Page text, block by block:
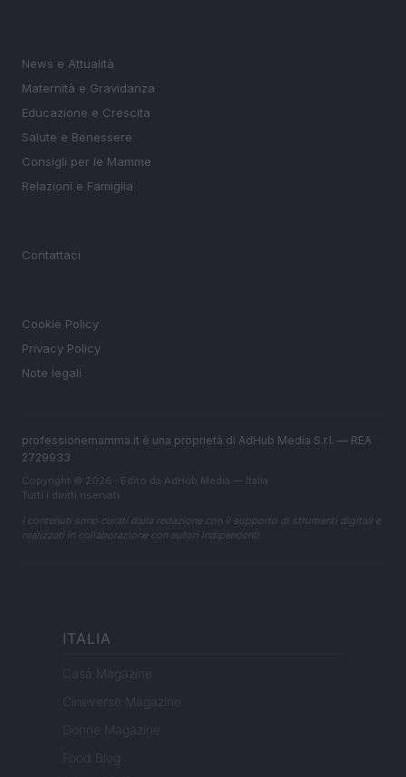
News e Attualità
Maternità e Gravidanza
Educazione e Crescita
Salute e Benessere
Consigli per le Mamme
Relazioni e Famiglia
Contattaci
Cookie Policy
Privacy Policy
Note legali
professionemamma.it è una proprietà di AdHub Media S.r.l. — REA
2729933
Copyright © 2026 · Edito da AdHub Media — Italia
Tutti i diritti riservati
I contenuti sono curati dalla redazione con il supporto di strumenti digitali e
realizzati in collaborazione con autori indipendenti.
ITALIA
Casa Magazine
Cineverse Magazine
Donne Magazine
Food Blog